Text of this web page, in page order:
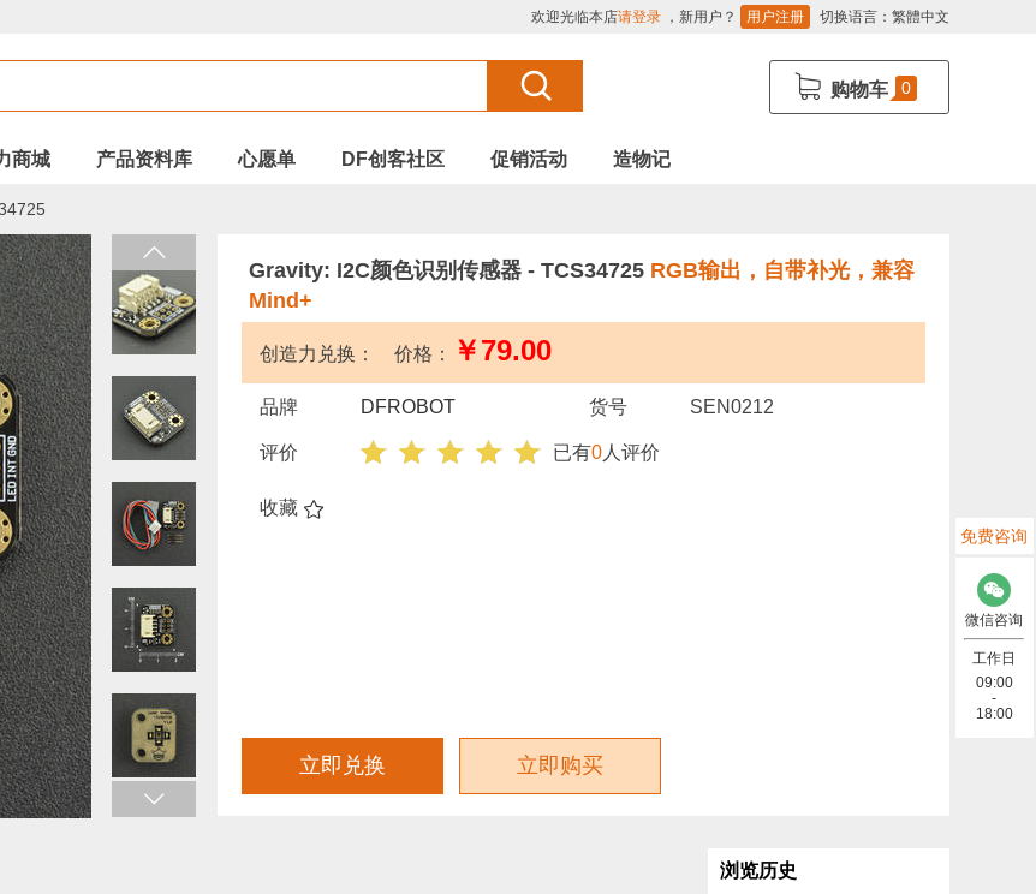
欢迎光临本店请登录 ，新用户？ 用户注册 切换语言： 繁體中文
购物车 0
商城 产品资料库 心愿单 DF创客社区 促销活动 造物记
Gravity: I2C颜色识别传感器 - TCS34725 RGB输出，自带补光，兼容
Mind+
创造力兑换： 价格： ￥79.00
品牌 DFROBOT 货号 SEN0212
评价 已有0 人评价
收藏
立即购买
浏览历史
免费咨询
微信咨询
工作日
09:00
-
18:00